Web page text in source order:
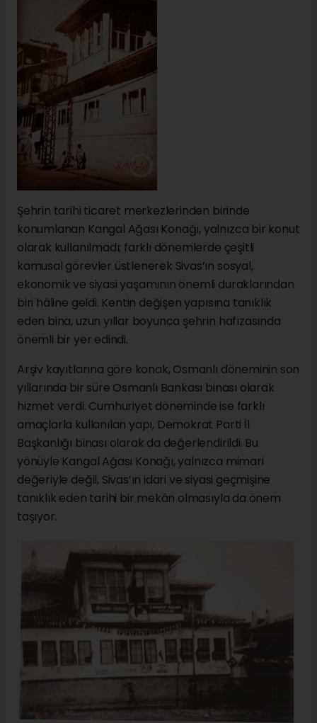
Şehrin tarihi ticaret merkezlerinden birinde
konumlanan Kangal Ağası Konağı, yalnızca bir konut
olarak kullanılmadı; farklı dönemlerde çeşitli
kamusal görevler üstlenerek Sivas’ın sosyal,
ekonomik ve siyasi yaşamının önemli duraklarından
biri hâline geldi. Kentin değişen yapısına tanıklık
eden bina, uzun yıllar boyunca şehrin hafızasında
önemli bir yer edindi.
Arşiv kayıtlarına göre konak, Osmanlı döneminin son
yıllarında bir süre Osmanlı Bankası binası olarak
hizmet verdi. Cumhuriyet döneminde ise farklı
amaçlarla kullanılan yapı, Demokrat Parti İl
Başkanlığı binası olarak da değerlendirildi. Bu
yönüyle Kangal Ağası Konağı, yalnızca mimari
değeriyle değil, Sivas’ın idari ve siyasi geçmişine
tanıklık eden tarihi bir mekân olmasıyla da önem
taşıyor.